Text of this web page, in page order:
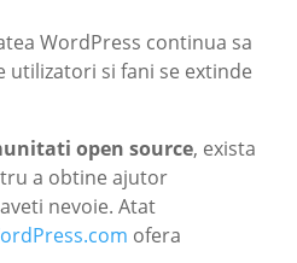
WordPress continua sa
utilizatori si fani se extinde
open source, exista
a obtine ajutor
nevoie. Atat
ofera